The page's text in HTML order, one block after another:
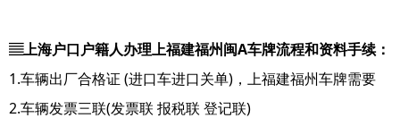
▤上海户口户籍人办理上福建福州闽A车牌流程和资料手续：
1.车辆出厂合格证 (进口车进口关单)，上福建福州车牌需要
2.车辆发票三联(发票联 报税联 登记联)